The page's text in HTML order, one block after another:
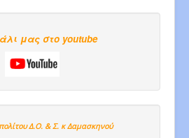
μας στο youtube
Δ.Ο. & Σ. κ Δαμασκηνού